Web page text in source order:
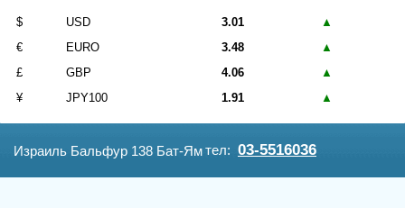
Израиль Бальфур 138 Бат-Ямтел: 03-5516036
$ USD 3.01
▲
€
EURO 3.48
▲
£
GBP 4.06
▲
¥
JPY100 1.91 ▲